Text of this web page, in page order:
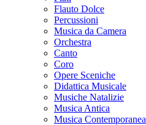
Flauto Dolce
Percussioni
Musica da Camera
Orchestra
Canto
Coro
Opere Sceniche
Didattica Musicale
Musiche Natalizie
Musica Antica
Musica Contemporanea